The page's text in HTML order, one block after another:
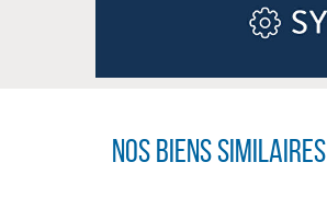
Nos biens similaires